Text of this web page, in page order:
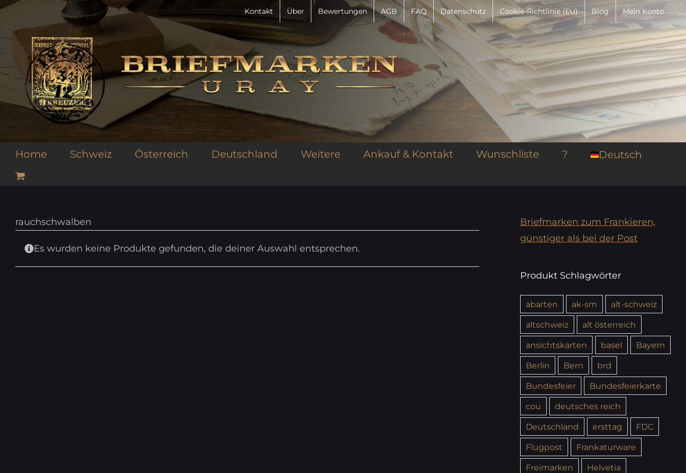
Zum
springen
Kontakt Über Bewertungen AGB FAQ Datenschutz Cookie-Richtlinie (EU) Blog Mein Konto
Home Schweiz Österreich Deutschland Weitere Ankauf & Kontakt Wunschliste ? Deutsch
rauchschwalben
Es wurden keine Produkte gefunden, die deiner Auswahl entsprechen.
Briefmarken zum Frankieren,
günstiger als bei der Post
Produkt Schlagwörter
abarten ak-sm
alt-schweiz
altschweiz
alt österreich
ansichtskarten
basel
Bayern
Berlin
Bern
brd
Bundesfeier
Bundesfeierkarte
cou
deutsches reich
Deutschland
ersttag
FDC
Flugpost
Frankaturware
Freimarken
Helvetia